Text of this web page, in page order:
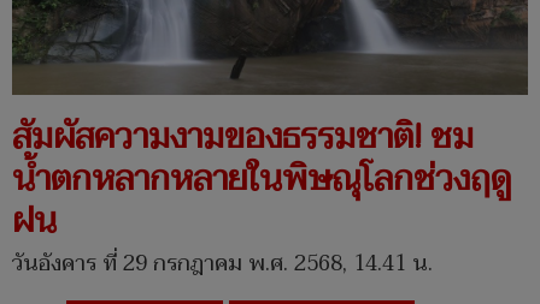
สัมผัสความงามของธรรมชาติ! ชม
น้ำตกหลากหลายในพิษณุโลกช่วงฤดู
ฝน
วันอังคาร ที่ 29 กรกฎาคม พ.ศ. 2568, 14.41 น.